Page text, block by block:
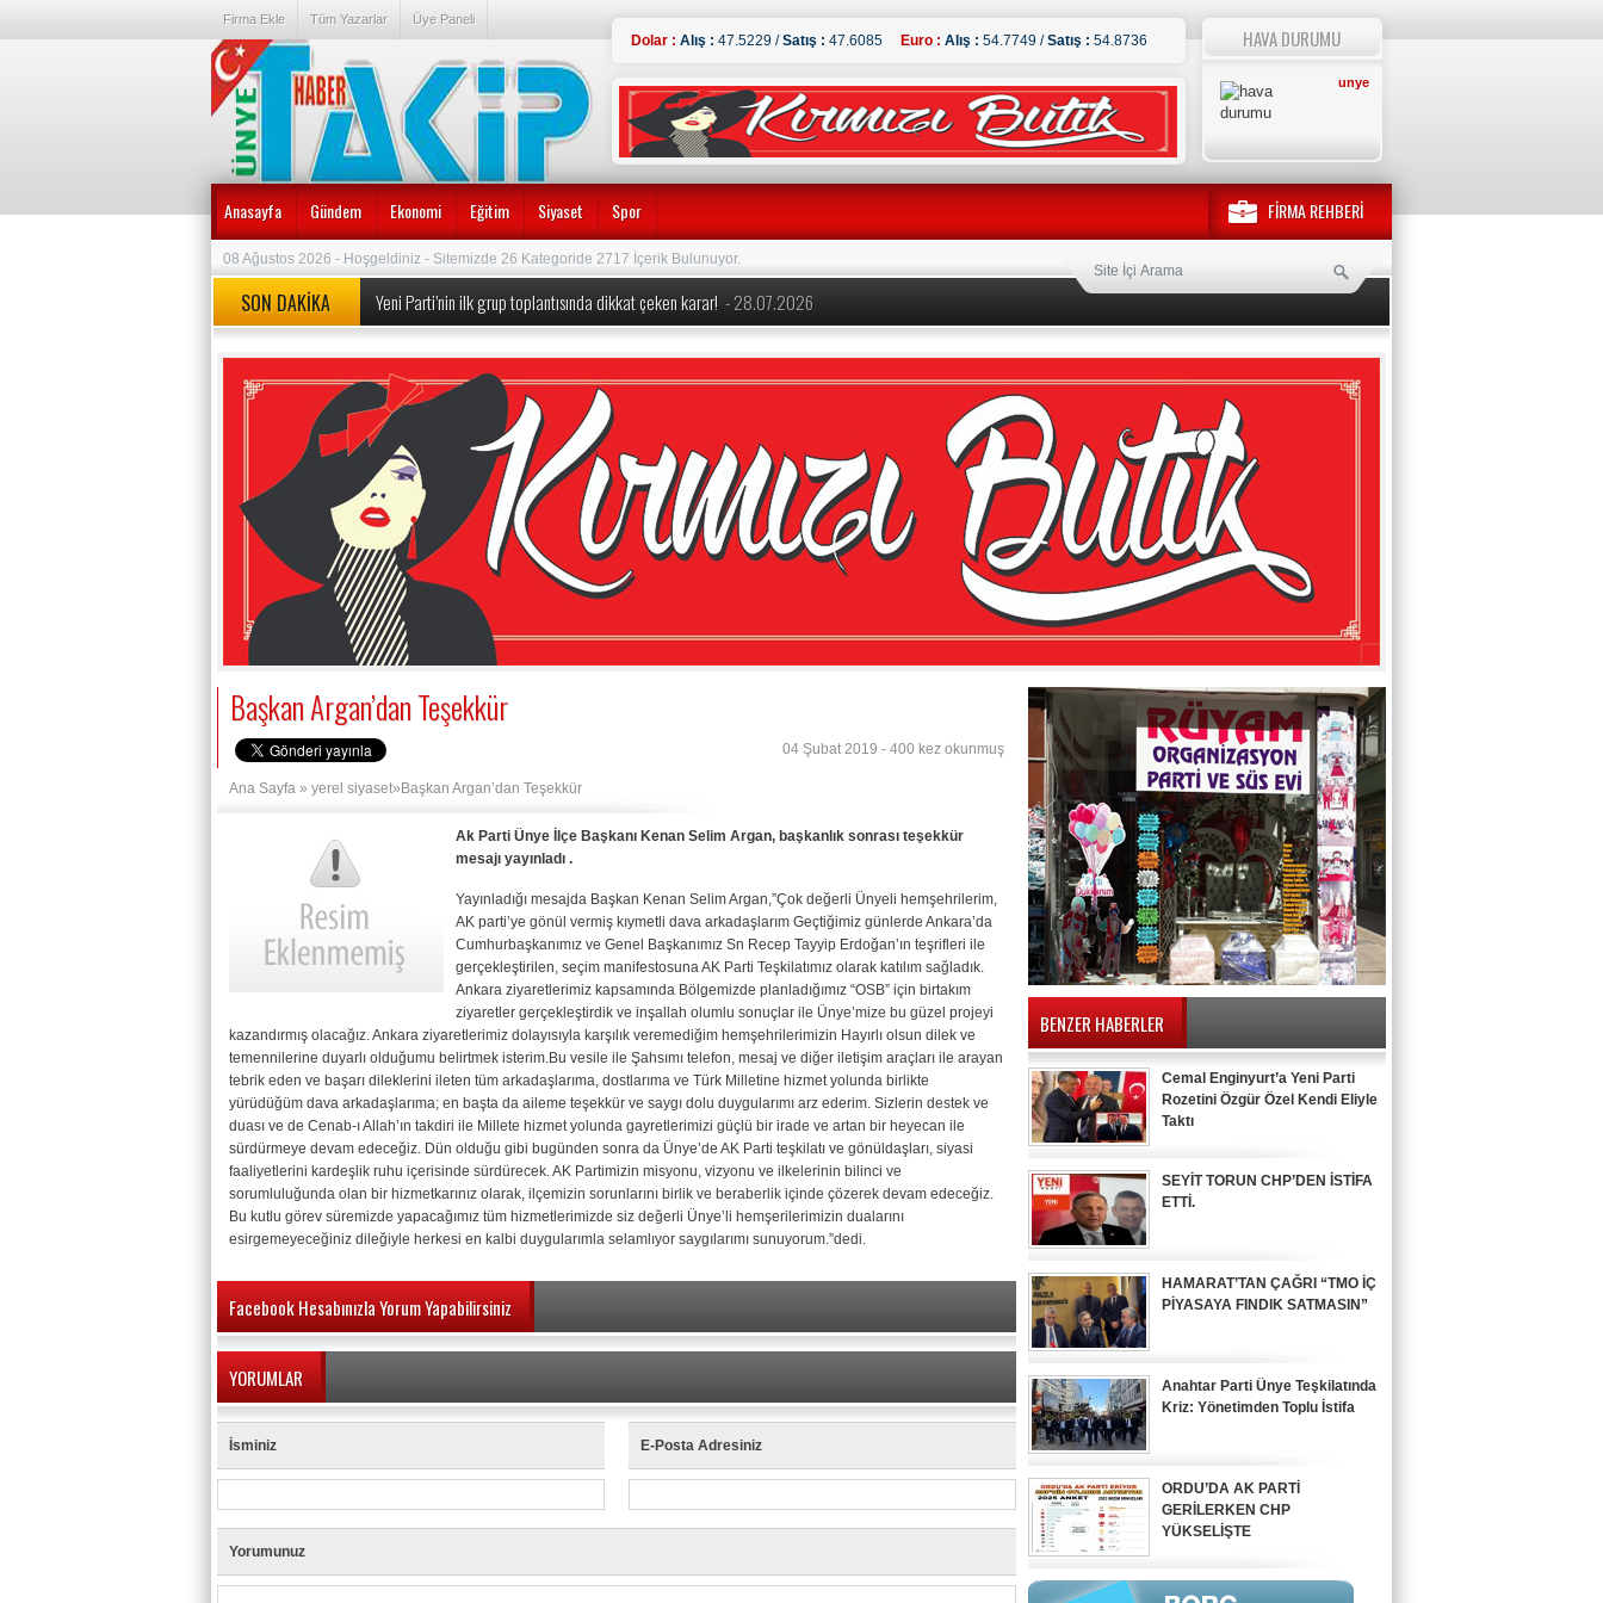
Firma Ekle Tüm Yazarlar Üye Paneli
Dolar : Alış : 47.5229 /Satış : 47.6085 Euro : Alış : 54.7749 /Satış : 54.8736 HAVA DURUMU
unye
Anasayfa Gündem Ekonomi Eğitim Siyaset Spor FİRMA REHBERİ
08 Ağustos 2026 - Hoşgeldiniz - Sitemizde 26 Kategoride 2717 İçerik Bulunuyor.
SON DAKİKA Yeni Parti’nin ilk grup toplantısında dikkat çeken karar! - 28.07.2026
MEB’den okullarda köklü değişiklik! Yeni dönem kuralları açıklandı- 28.07.2026
Özgür Özel’e yeni görev: Yeni Parti’nin Kurucu Genel Başkanı oldu! İşte PM ve YDK listeleri- 24.07.2026
Özgür Özel ve 90 Milletvekili CHP’den İstifa Etti:- 24.07.2026
Erdoğan duyurmuştu, Bakan Şimşek detayları açıkladı ‘1 trilyon liralık uygun koşullu kredi’
- 14.07.2026
Başkan Argan’dan Teşekkür
04 Şubat 2019 - 400 kez okunmuş
Ana Sayfa » yerel siyaset»Başkan Argan’dan Teşekkür
Ak Parti Ünye İlçe Başkanı Kenan Selim Argan, başkanlık sonrası teşekkür
mesajı yayınladı .
Yayınladığı mesajda Başkan Kenan Selim Argan,”Çok değerli Ünyeli hemşehrilerim,
AK parti’ye gönül vermiş kıymetli dava arkadaşlarım Geçtiğimiz günlerde Ankara’da
Cumhurbaşkanımız ve Genel Başkanımız Sn Recep Tayyip Erdoğan’ın teşrifleri ile
gerçekleştirilen, seçim manifestosuna AK Parti Teşkilatımız olarak katılım sağladık.
Ankara ziyaretlerimiz kapsamında Bölgemizde planladığımız “OSB” için birtakım
ziyaretler gerçekleştirdik ve inşallah olumlu sonuçlar ile Ünye’mize bu güzel projeyi
kazandırmış olacağız. Ankara ziyaretlerimiz dolayısıyla karşılık veremediğim hemşehrilerimizin Hayırlı olsun dilek ve
temennilerine duyarlı olduğumu belirtmek isterim.Bu vesile ile Şahsımı telefon, mesaj ve diğer iletişim araçları ile arayan
tebrik eden ve başarı dileklerini ileten tüm arkadaşlarıma, dostlarıma ve Türk Milletine hizmet yolunda birlikte
yürüdüğüm dava arkadaşlarıma; en başta da aileme teşekkür ve saygı dolu duygularımı arz ederim. Sizlerin destek ve
duası ve de Cenab-ı Allah’ın takdiri ile Millete hizmet yolunda gayretlerimizi güçlü bir irade ve artan bir heyecan ile
sürdürmeye devam edeceğiz. Dün olduğu gibi bugünden sonra da Ünye’de AK Parti teşkilatı ve gönüldaşları, siyasi
faaliyetlerini kardeşlik ruhu içerisinde sürdürecek. AK Partimizin misyonu, vizyonu ve ilkelerinin bilinci ve
sorumluluğunda olan bir hizmetkarınız olarak, ilçemizin sorunlarını birlik ve beraberlik içinde çözerek devam edeceğiz.
Bu kutlu görev süremizde yapacağımız tüm hizmetlerimizde siz değerli Ünye’li hemşerilerimizin dualarını
esirgemeyeceğiniz dileğiyle herkesi en kalbi duygularımla selamlıyor saygılarımı sunuyorum.”dedi.
Facebook Hesabınızla Yorum Yapabilirsiniz
YORUMLAR
İsminiz E-Posta Adresiniz
Yorumunuz
BENZER HABERLER
Cemal Enginyurt’a Yeni Parti
Rozetini Özgür Özel Kendi Eliyle
Taktı
SEYİT TORUN CHP’DEN İSTİFA
ETTİ.
HAMARAT’TAN ÇAĞRI “TMO İÇ
PİYASAYA FINDIK SATMASIN”
Anahtar Parti Ünye Teşkilatında
Kriz: Yönetimden Toplu İstifa
ORDU’DA AK PARTİ
GERİLERKEN CHP
YÜKSELİŞTE